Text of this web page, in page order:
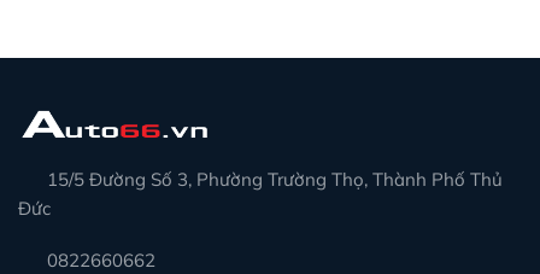
15/5 Đường Số 3, Phường Trường Thọ, Thành Phố Thủ
Đức
0822660662